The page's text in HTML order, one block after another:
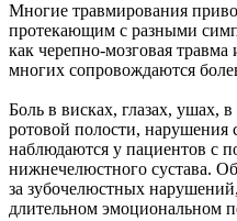
Многие травмирования
протекающим с разными
как черепно-мозговая
многих сопровождаются
Боль в висках, глазах, ушах,
ротовой полости, нарушения
наблюдаются у пациентов с
нижнечелюстного сустава.
за зубочелюстных
длительном эмоциональном